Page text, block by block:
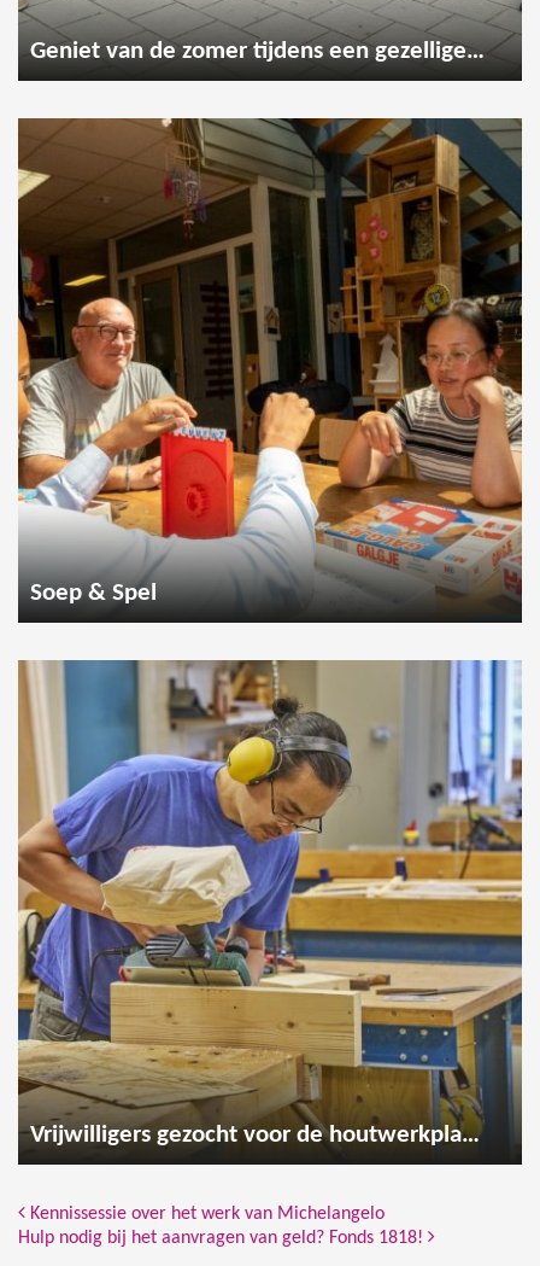
Geniet van de zomer tijdens een gezellige wandeling
Soep & Spel
Vrijwilligers gezocht voor de houtwerkplaats
Bericht Navigatie
Kennissessie over het werk van Michelangelo
Hulp nodig bij het aanvragen van geld? Fonds 1818!